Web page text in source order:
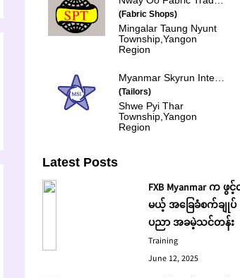
(Fabric Shops)
Mingalar Taung Nyunt
Township,Yangon
Region
(Tailors)
Shwe Pyi Thar
Township,Yangon
Region
Latest Posts
FXB Myanmar က ဖွ
မယ့် အခြေခံစက်ချုပ်
ပညာ အခမဲ့သင်တန်း
Training
June 12, 2025